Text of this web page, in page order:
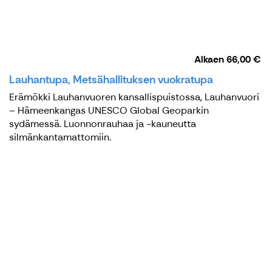
Alkaen66,00 €
Lauhantupa, Metsähallituksen vuokratupa
Erämökki Lauhanvuoren kansallispuistossa, Lauhanvuori
– Hämeenkangas UNESCO Global Geoparkin
sydämessä. Luonnonrauhaa ja -kauneutta
silmänkantamattomiin.